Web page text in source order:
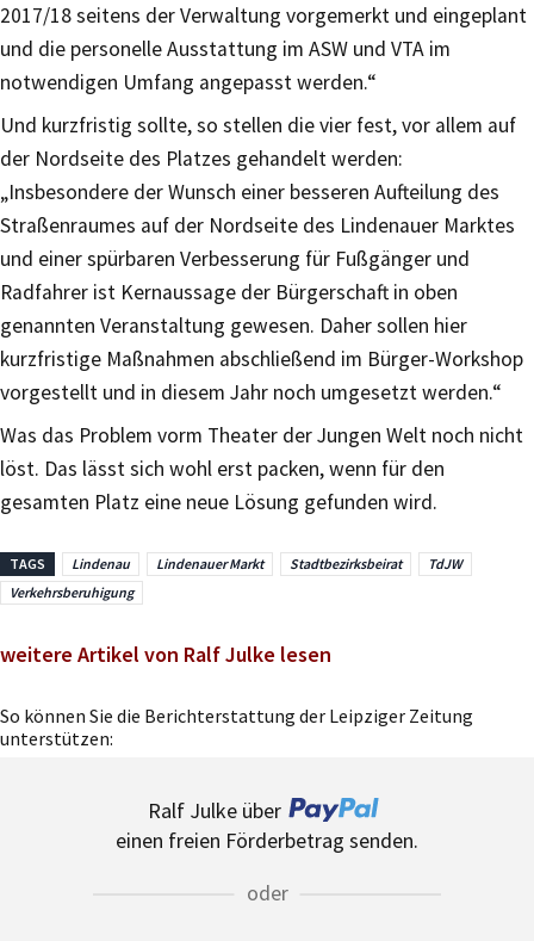
2017/18 seitens der Verwaltung vorgemerkt und eingeplant
und die personelle Ausstattung im ASW und VTA im
notwendigen Umfang angepasst werden.“
Und kurzfristig sollte, so stellen die vier fest, vor allem auf
der Nordseite des Platzes gehandelt werden:
„Insbesondere der Wunsch einer besseren Aufteilung des
Straßenraumes auf der Nordseite des Lindenauer Marktes
und einer spürbaren Verbesserung für Fußgänger und
Radfahrer ist Kernaussage der Bürgerschaft in oben
genannten Veranstaltung gewesen. Daher sollen hier
kurzfristige Maßnahmen abschließend im Bürger-Workshop
vorgestellt und in diesem Jahr noch umgesetzt werden.“
Was das Problem vorm Theater der Jungen Welt noch nicht
löst. Das lässt sich wohl erst packen, wenn für den
gesamten Platz eine neue Lösung gefunden wird.
TAGS Lindenau Lindenauer Markt Stadtbezirksbeirat
TdJW
Verkehrsberuhigung
weitere Artikel von Ralf Julke lesen
So können Sie die Berichterstattung der Leipziger Zeitung
unterstützen:
Ralf Julke über
einen freien Förderbetrag senden.
oder